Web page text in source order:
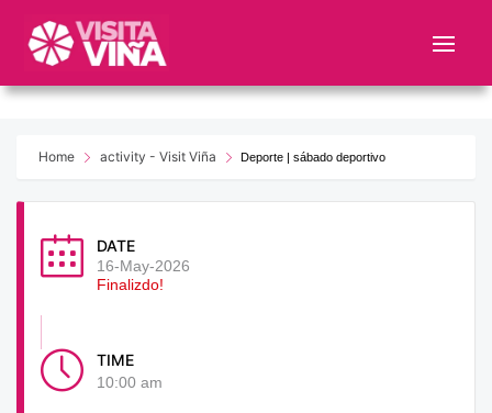
este
web
sistemaHome activity - Visit Viña Deporte | sábado deportivo
DATE
16-May-2026
Finalizdo!
TIME
10:00 am